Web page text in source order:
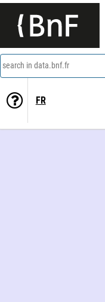
search in data.bnf.fr
FR